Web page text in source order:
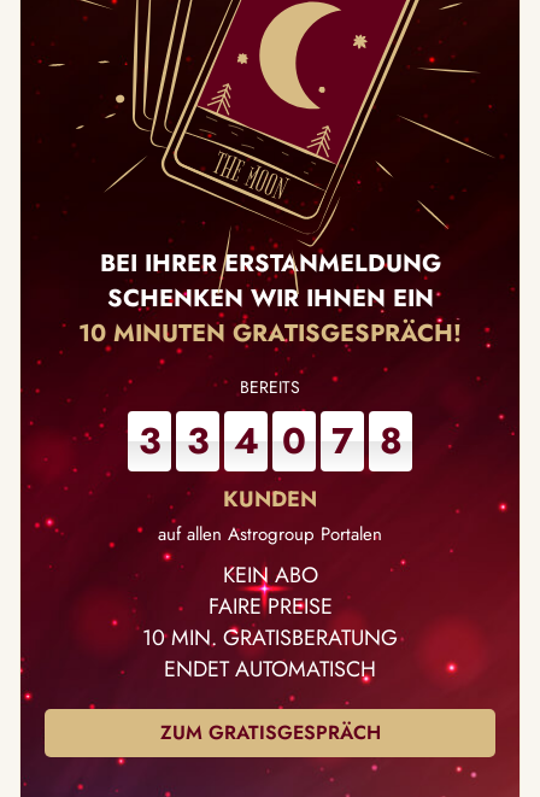
BEI IHRER ERSTANMELDUNG
SCHENKEN WIR IHNEN EIN
10 MINUTEN GRATISGESPRÄCH!
3 3 4 0 7 8
auf allen Astrogroup Portalen
KEIN ABO
FAIRE PREISE
10 MIN. GRATISBERATUNG
ENDET AUTOMATISCH
ZUM GRATISGESPRÄCH